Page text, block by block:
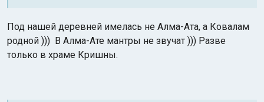
Под нашей деревней имелась не Алма-Ата, а Ковалам
родной ))) В Алма-Ате мантры не звучат ))) Разве
только в храме Кришны.